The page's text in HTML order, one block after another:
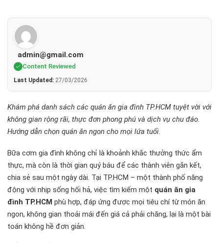
admin@gmail.com
Content Reviewed
Last Updated:27/03/2026
Khám phá danh sách các quán ăn gia đình TP.HCM tuyệt vời với
không gian rộng rãi, thực đơn phong phú và dịch vụ chu đáo.
Hướng dẫn chọn quán ăn ngon cho mọi lứa tuổi.
Bữa cơm gia đình không chỉ là khoảnh khắc thưởng thức ẩm
thực, mà còn là thời gian quý báu để các thành viên gắn kết,
chia sẻ sau một ngày dài. Tại TP.HCM – một thành phố năng
động với nhịp sống hối hả, việc tìm kiếm một quán ăn gia
đình TP.HCM phù hợp, đáp ứng được mọi tiêu chí từ món ăn
ngon, không gian thoải mái đến giá cả phải chăng, lại là một bài
toán không hề đơn giản.